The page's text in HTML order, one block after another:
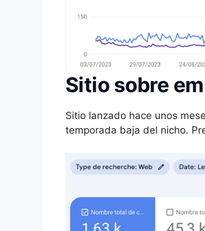
Sitio sobre
Sitio lanzado hace unos
temporada baja del nicho.